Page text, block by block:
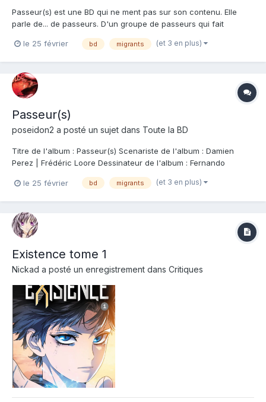
Passeur(s) est une BD qui ne ment pas sur son contenu. Elle
parle de... de passeurs. D'un groupe de passeurs qui fait
plus surprenant, alors même qu'encore une fois le titre ne ment
le 25 février bd migrants (et 3 en plus)
Passeur(s)
poseidon2 a posté un sujet dans Toute la BD
Titre de l'album : Passeur(s) Scenariste de l'album : Damien
Perez | Frédéric Loore Dessinateur de l'album : Fernando
l'album : Dupuis Note : Résumé de l'album : Awar le taiseux porte
le 25 février bd migrants (et 3 en plus)
Existence tome 1
Nickad a posté un enregistrement dans Critiques